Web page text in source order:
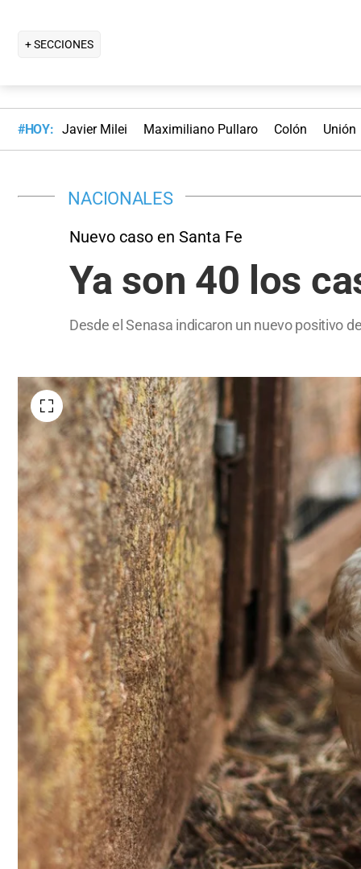
+ SECCIONES
#HOY: Javier Milei Maximiliano Pullaro Colón Unión
NACIONALES
Nuevo caso en Santa Fe
Ya son 40 los
Desde el Senasa indicaron un nuevo positivo